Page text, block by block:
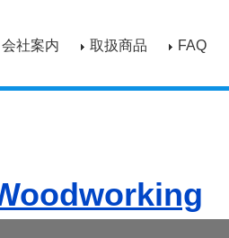
会社案内 取扱商品 FAQ